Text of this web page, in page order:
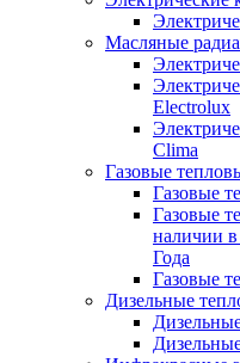
Масляные
Electrolux
Clima
Газовые
Газовые
Газовые
наличии
Года
Газовые
Дизельные